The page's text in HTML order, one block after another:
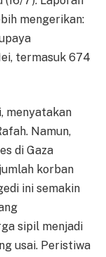
mengerikan:
termasuk 674
menyatakan
Namun,
di Gaza
korban
ini semakin
sipil menjadi
usai. Peristiwa